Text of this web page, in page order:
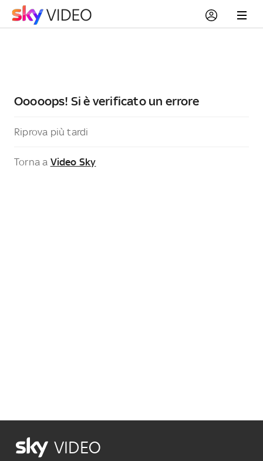
Ooooops! Si è verificato un errore
Riprova più tardi
Torna a Video Sky
VIDEO